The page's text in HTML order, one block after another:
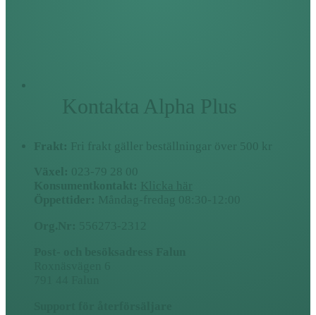
Kontakta Alpha Plus
Frakt: Fri frakt gäller beställningar över 500 kr